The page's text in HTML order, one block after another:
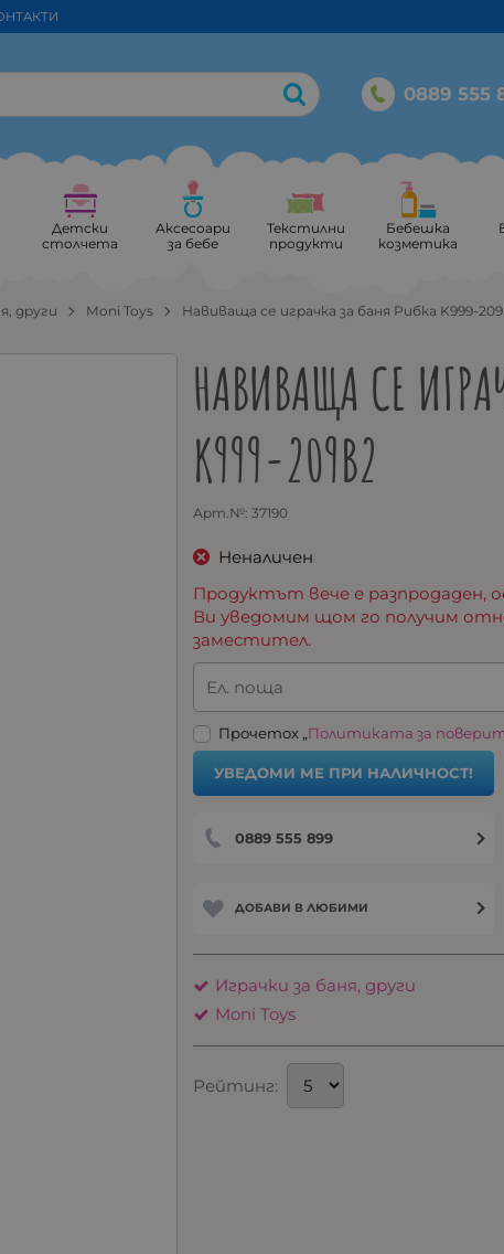
0889 555
Детски
столчета
Аксесоари
за бебе
Текстилни
продукти
Бебешка
козметика
други Moni Toys Навиваща се играчка за баня Рибка K999-
НАВИВАЩА СЕ
K999-209B2
Арт.№: 37190
Неналичен
Продуктът вече е разпродаден,
Ви уведомим щом го получим
заместител.
Ел. поща
Прочетох „Политиката за
УВЕДОМИ МЕ ПРИ НАЛИЧНОСТ!
0889 555 899
ДОБАВИ В ЛЮБИМИ
Играчки за баня, други
Moni Toys
Рейтинг: